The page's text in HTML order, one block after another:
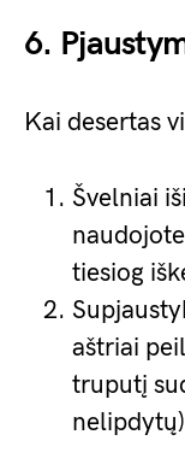
6.
Kai desertas
Švelniai
tiesiog
aštriai
truputį